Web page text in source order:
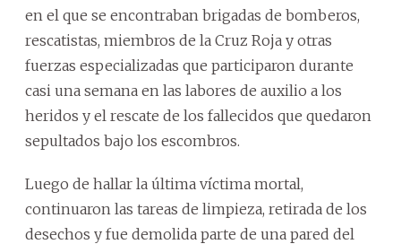
en el que se encontraban brigadas de bomberos,
rescatistas, miembros de la Cruz Roja y otras
fuerzas especializadas que participaron durante
casi una semana en las labores de auxilio a los
heridos y el rescate de los fallecidos que quedaron
sepultados bajo los escombros.
Luego de hallar la última víctima mortal,
continuaron las tareas de limpieza, retirada de los
desechos y fue demolida parte de una pared del